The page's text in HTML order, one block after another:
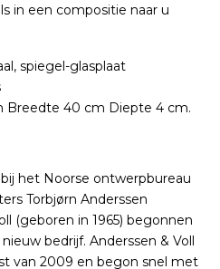
in een compositie naar u
spiegel-glasplaat
40 cm Diepte 4 cm.
het Noorse ontwerpbureau
Torbjørn Anderssen
(geboren in 1965) begonnen
bedrijf. Anderssen & Voll
van 2009 en begon snel met